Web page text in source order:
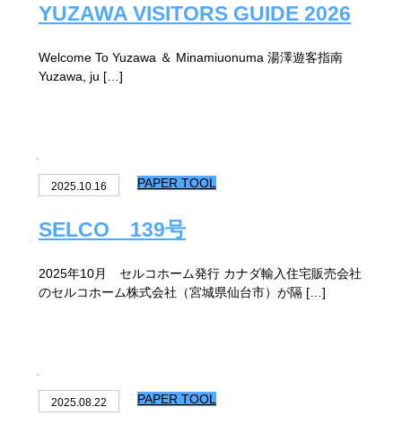
YUZAWA VISITORS GUIDE 2026
Welcome To Yuzawa ＆ Minamiuonuma 湯澤遊客指南
Yuzawa, ju […]
2025.10.16 PAPER TOOL
SELCO 139号
2025年10月 セルコホーム発行 カナダ輸入住宅販売会社
のセルコホーム株式会社（宮城県仙台市）が隔 […]
2025.08.22 PAPER TOOL